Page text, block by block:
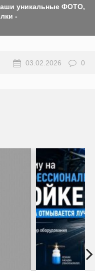
уникальные ФОТО,
-
03.02.2026 0